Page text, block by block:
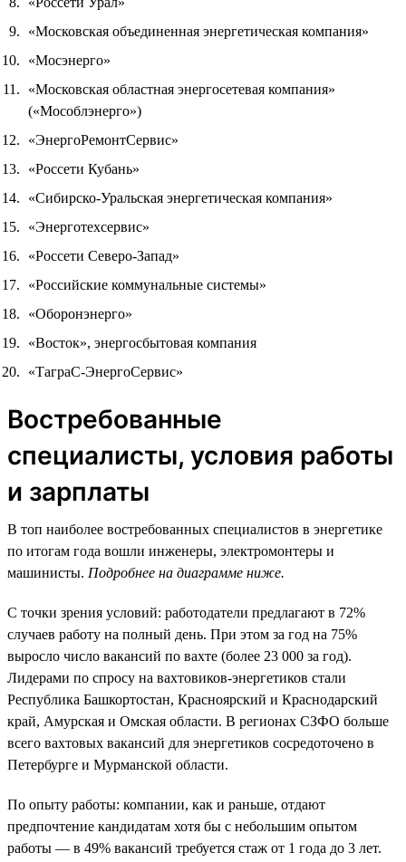
«Московская объединенная энергетическая компания»
«Мосэнерго»
«Московская областная энергосетевая компания»
(«Мособлэнерго»)
«ЭнергоРемонтСервис»
«Россети Кубань»
«Сибирско-Уральская энергетическая компания»
«Энерготехсервис»
«Россети Северо-Запад»
«Российские коммунальные системы»
«Оборонэнерго»
«Восток», энергосбытовая компания
«ТаграС-ЭнергоСервис»
Востребованные
специалисты, условия работы
и зарплаты
В топ наиболее востребованных специалистов в энергетике
по итогам года вошли инженеры, электромонтеры и
машинисты. Подробнее на диаграмме ниже.
С точки зрения условий: работодатели предлагают в 72%
случаев работу на полный день. При этом за год на 75%
выросло число вакансий по вахте (более 23 000 за год).
Лидерами по спросу на вахтовиков-энергетиков стали
Республика Башкортостан, Красноярский и Краснодарский
край, Амурская и Омская области. В регионах СЗФО больше
всего вахтовых вакансий для энергетиков сосредоточено в
Петербурге и Мурманской области.
По опыту работы: компании, как и раньше, отдают
предпочтение кандидатам хотя бы с небольшим опытом
работы — в 49% вакансий требуется стаж от 1 года до 3 лет.